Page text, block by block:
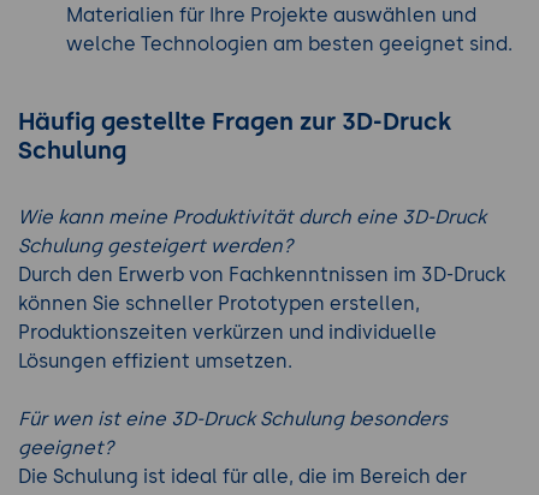
Materialien für Ihre Projekte auswählen und
welche Technologien am besten geeignet sind.
Häufig gestellte Fragen zur 3D-Druck
Schulung
Wie kann meine Produktivität durch eine 3D-Druck
Schulung gesteigert werden?
Durch den Erwerb von Fachkenntnissen im 3D-Druck
können Sie schneller Prototypen erstellen,
Produktionszeiten verkürzen und individuelle
Lösungen effizient umsetzen.
Für wen ist eine 3D-Druck Schulung besonders
geeignet?
Die Schulung ist ideal für alle, die im Bereich der